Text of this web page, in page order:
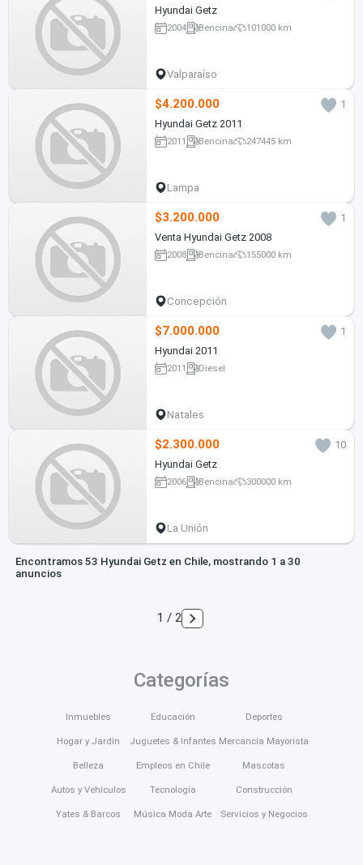
Hyundai Getz
2004 Bencina 101000 km
Valparaíso
$4.200.000
1
Hyundai Getz 2011
2011 Bencina 247445 km
Lampa
$3.200.000
1
Venta Hyundai Getz 2008
2008 Bencina 155000 km
Concepción
$7.000.000
1
Hyundai 2011
2011 Diesel
Natales
$2.300.000
10
Hyundai Getz
2006 Bencina 300000 km
La Unión
Encontramos 53 Hyundai Getz en Chile, mostrando 1 a 30
anuncios
1 / 2
Categorías
Inmuebles
Hogar y Jardín
Belleza
Autos y Vehículos
Yates & Barcos
Educación
Juguetes & Infantes
Empleos en Chile
Tecnología
Música Moda Arte
Deportes
Mercancía Mayorista
Mascotas
Construcción
Servicios y Negocios